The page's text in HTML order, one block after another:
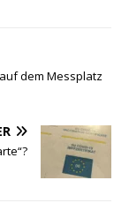
dem Messplatz